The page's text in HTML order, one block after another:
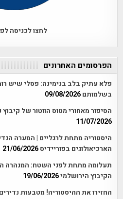
לחצו לכניסה
הפרסומים האחרונים
פלא עתיק בלב בנימינה: פסלי שיש
בשלמותם 09/08/2026
הסיפור מאחורי מטוס הווטור של
11/07/2026
היסטוריה מתחת לרגליים | המערה
הארכיאולוגים בפוריידיס21/06/2026
תעלומה מתחת לפני השטח: המנהרה
הקיבוץ הירושלמי19/06/2026
החזירו את ההיסטוריה! מטבעות